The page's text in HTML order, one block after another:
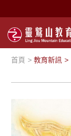
首頁 教育新訊